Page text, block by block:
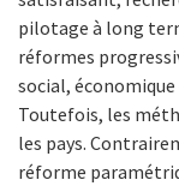
pilotage à long
réformes
social,
Toutefois, les
les pays.
réforme